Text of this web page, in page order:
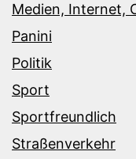
Medien, Internet,
Panini
Politik
Sport
Sportfreundlich
Straßenverkehr